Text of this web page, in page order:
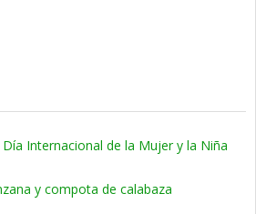
Internacional de la Mujer y la Niña
y compota de calabaza